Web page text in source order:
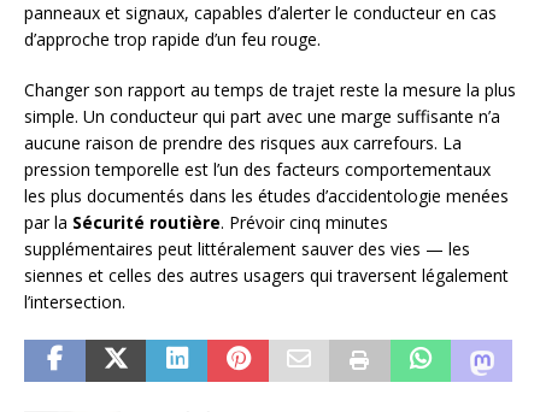
panneaux et signaux, capables d’alerter le conducteur en cas
d’approche trop rapide d’un feu rouge.
Changer son rapport au temps de trajet reste la mesure la plus
simple. Un conducteur qui part avec une marge suffisante n’a
aucune raison de prendre des risques aux carrefours. La
pression temporelle est l’un des facteurs comportementaux
les plus documentés dans les études d’accidentologie menées
par la Sécurité routière. Prévoir cinq minutes
supplémentaires peut littéralement sauver des vies — les
siennes et celles des autres usagers qui traversent légalement
l’intersection.